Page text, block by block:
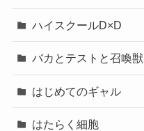
ハイスクールD×D
バカとテストと召喚獣
はじめてのギャル
はたらく細胞